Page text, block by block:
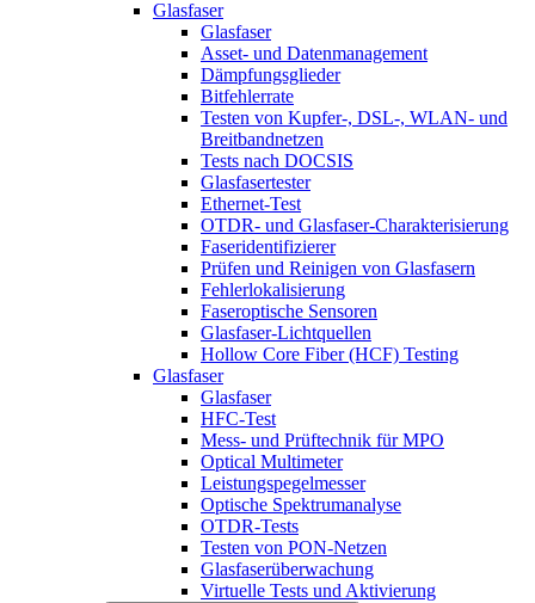
Glasfaser
Glasfaser
Asset- und Datenmanagement
Dämpfungsglieder
Bitfehlerrate
Testen von Kupfer-, DSL-, WLAN- und
Breitbandnetzen
Tests nach DOCSIS
Glasfasertester
Ethernet-Test
OTDR- und Glasfaser-Charakterisierung
Faseridentifizierer
Prüfen und Reinigen von Glasfasern
Fehlerlokalisierung
Faseroptische Sensoren
Glasfaser-Lichtquellen
Hollow Core Fiber (HCF) Testing
Glasfaser
Glasfaser
HFC-Test
Mess- und Prüftechnik für MPO
Optical Multimeter
Leistungspegelmesser
Optische Spektrumanalyse
OTDR-Tests
Testen von PON-Netzen
Glasfaserüberwachung
Virtuelle Tests und Aktivierung